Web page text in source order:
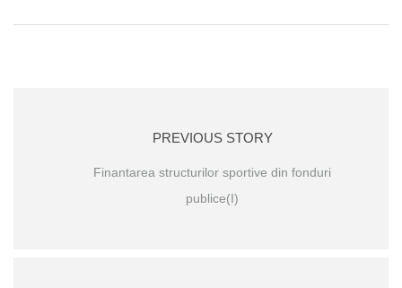
PREVIOUS STORY
Finantarea structurilor sportive din fonduri
publice(I)